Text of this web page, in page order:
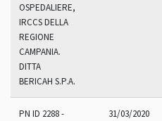
OSPEDALIERE,
IRCCS DELLA
REGIONE
CAMPANIA.
DITTA
BERICAH S.P.A.
PN ID 2288 -
31/03/2020